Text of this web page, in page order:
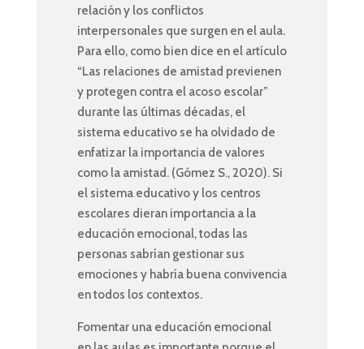
relación y los conflictos
interpersonales que surgen en el aula.
Para ello, como bien dice en el artículo
“Las relaciones de amistad previenen
y protegen contra el acoso escolar”
durante las últimas décadas, el
sistema educativo se ha olvidado de
enfatizar la importancia de valores
como la amistad. (Gómez S., 2020). Si
el sistema educativo y los centros
escolares dieran importancia a la
educación emocional, todas las
personas sabrían gestionar sus
emociones y habría buena convivencia
en todos los contextos.
Fomentar una educación emocional